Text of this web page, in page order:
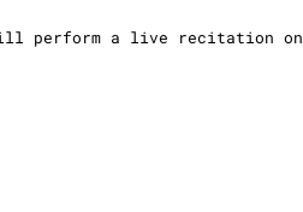
will perform a live recitation on